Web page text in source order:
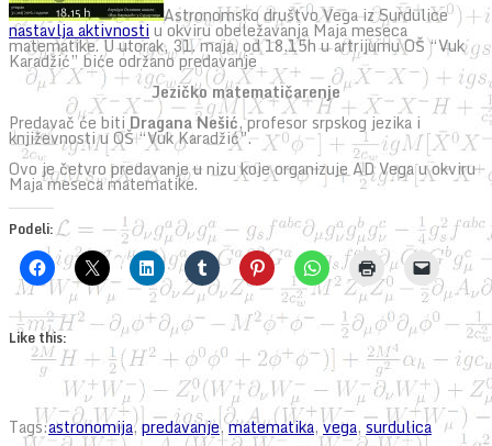
Astronomsko društvo Vega iz Surdulice
nastavlja aktivnosti u okviru obeležavanja Maja meseca
matematike. U utorak, 31. maja, od 18.15h u artrijumu OŠ “Vuk
Karadžić” biće održano predavanje
Jezičko matematičarenje
Predavač će bitiDragana Nešić, profesor srpskog jezika i
književnosti u OŠ “Vuk Karadžić”.
Ovo je četvro predavanje u nizu koje organizuje AD Vega u okviru
Maja meseca matematike.
Podeli:
Like this:
Tags:astronomija,predavanje,matematika,vega,surdulica